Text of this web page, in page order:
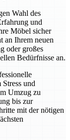
Wahl des
und
Möbel sicher
an Ihrem neuen
oder großes
Bedürfnisse an.
und
Umzug zu
bis zur
mit der nötigen